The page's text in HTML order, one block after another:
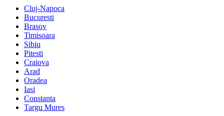
Cluj-Napoca
Bucuresti
Brasov
Timisoara
Sibiu
Pitesti
Craiova
Arad
Oradea
Iasi
Constanta
Targu Mures